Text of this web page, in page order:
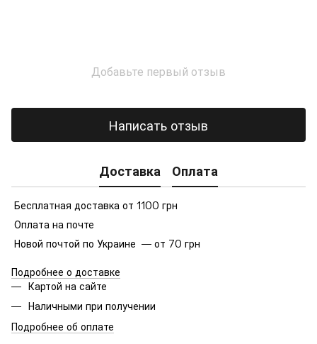
Добавьте первый отзыв
Написать отзыв
Доставка Оплата
Бесплатная доставка от 1100 грн
Оплата на почте
Новой почтой по Украине — от 70 грн
Подробнее о доставке
Картой на сайте
Наличными при получении
Подробнее об оплате